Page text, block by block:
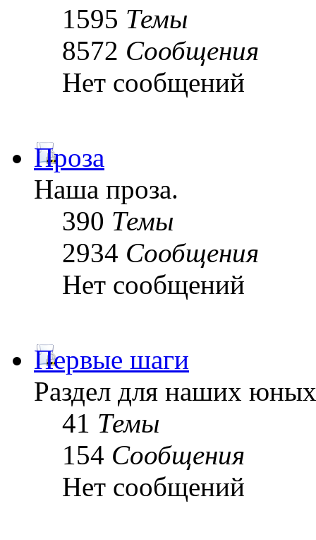
1595 Темы
8572 Сообщения
Нет сообщений
Проза
Наша проза.
390 Темы
2934 Сообщения
Нет сообщений
Первые шаги
Раздел для наших
41 Темы
154 Сообщения
Нет сообщений